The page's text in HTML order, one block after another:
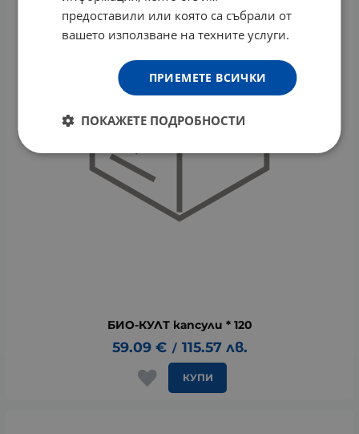
БИО-КУЛТ капсули * 120
59.09 € / 115.57 лв.
КУПИ
предоставили или която са събрали от
вашето използване на техните услуги.
ПРИЕМЕТЕ ВСИЧКИ
ПОКАЖЕТЕ ПОДРОБНОСТИ